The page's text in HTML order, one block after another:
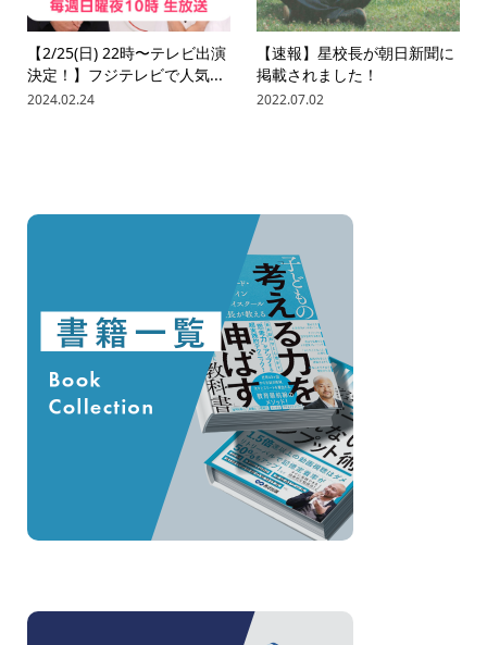
【2/25(日) 22時〜テレビ出演
決定！】フジテレビで人気...
2024.02.24
【速報】星校長が朝日新聞に
掲載されました！
2022.07.02